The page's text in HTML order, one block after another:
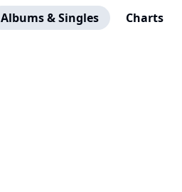
Albums & Singles Charts